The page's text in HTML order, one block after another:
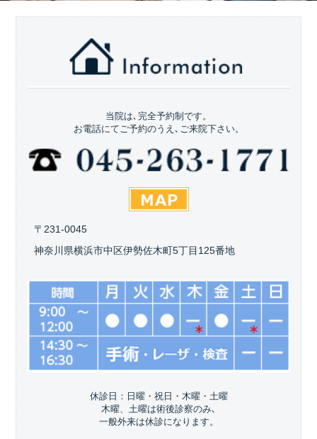
当院は､完全予約制です。
お電話にてご予約のうえ､ご来院下さい。
〒231-0045
神奈川県横浜市中区伊勢佐木町5丁目125番地
休診日：日曜・祝日・木曜・土曜
木曜、土曜は術後診察のみ､
一般外来は休診になります。